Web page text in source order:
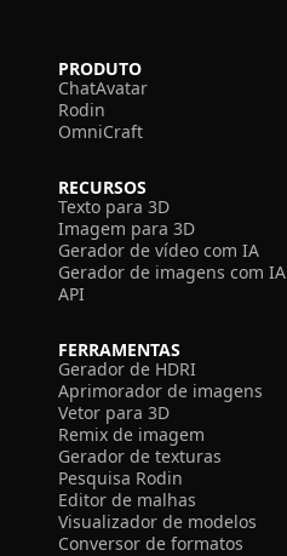
PRODUTO
ChatAvatar
Rodin
OmniCraft
RECURSOS
Texto para 3D
Imagem para 3D
Gerador de vídeo com IA
Gerador de imagens com IA
API
FERRAMENTAS
Gerador de HDRI
Aprimorador de imagens
Vetor para 3D
Remix de imagem
Gerador de texturas
Pesquisa Rodin
Editor de malhas
Visualizador de modelos
Conversor de formatos